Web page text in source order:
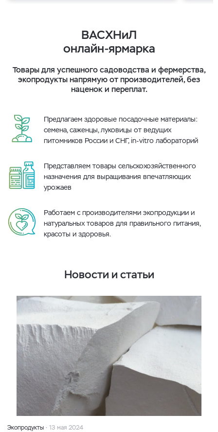
ВАСХНиЛ
онлайн-ярмарка
Товары для успешного садоводства и фермерства,
экопродукты напрямую от производителей, без
наценок и переплат.
Предлагаем здоровые посадочные материалы:
семена, саженцы, луковицы от ведущих
питомников России и СНГ, in-vitro лабораторий
Представляем товары сельскохозяйственного
назначения для выращивания впечатляющих
урожаев
Работаем с производителями экопродукции и
натуральных товаров для правильного питания,
красоты и здоровья.
Новости и статьи
Экопродукты 13 мая 2024